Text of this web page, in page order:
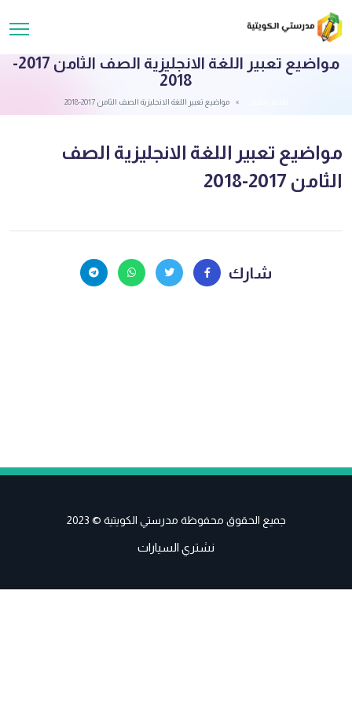
مواضيع تعبير اللغة الانجليزية الصف الثامن 2017-
2018
مواضيع تعبير اللغة الانجليزية الصف الثامن 2017-2018
مواضيع تعبير اللغة الانجليزية الصف
الثامن 2017-2018
شارك
جميع الحقوق محفوظة مدرستي الكويتية © 2023
نشتري السيارات